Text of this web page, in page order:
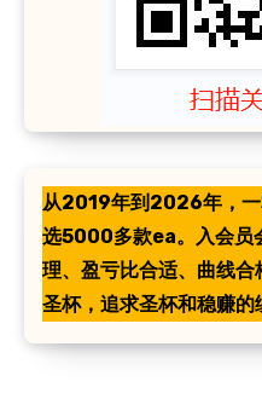
从2019年到2026年，
选5000多款ea。入会员
理、盈亏比合适、曲线
圣杯，追求圣杯和稳赚的